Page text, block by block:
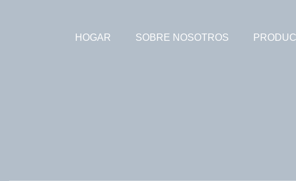
HOGAR SOBRE NOSOTROS